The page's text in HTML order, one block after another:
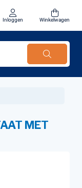
Inloggen Winkelwagen
MET